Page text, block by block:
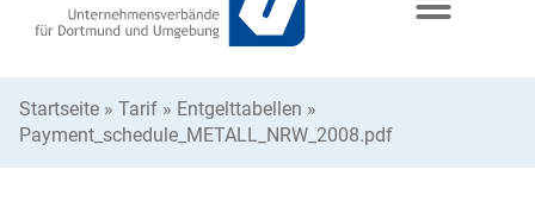
Startseite » Tarif » Entgelttabellen »
Payment_schedule_METALL_NRW_2008.pdf